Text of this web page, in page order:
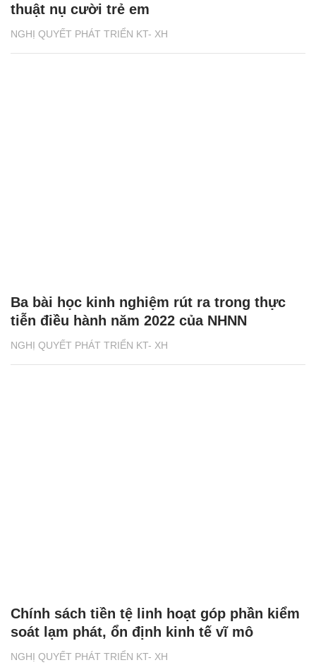
NGHỊ QUYẾT PHÁT TRIỂN KT- XH
thuật nụ cười trẻ em
NGHỊ QUYẾT PHÁT TRIỂN KT- XH
Ba bài học kinh nghiệm rút ra trong thực
tiễn điều hành năm 2022 của NHNN
NGHỊ QUYẾT PHÁT TRIỂN KT- XH
Chính sách tiền tệ linh hoạt góp phần kiểm
soát lạm phát, ổn định kinh tế vĩ mô